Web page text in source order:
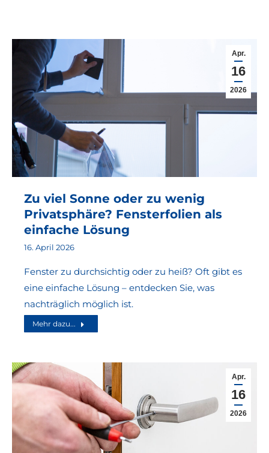
Apr.
16
2026
Zu viel Sonne oder zu wenig
Privatsphäre? Fensterfolien als
einfache Lösung
16. April 2026
Fenster zu durchsichtig oder zu heiß? Oft gibt es
eine einfache Lösung – entdecken Sie, was
nachträglich möglich ist.
Mehr dazu...
Apr.
16
2026